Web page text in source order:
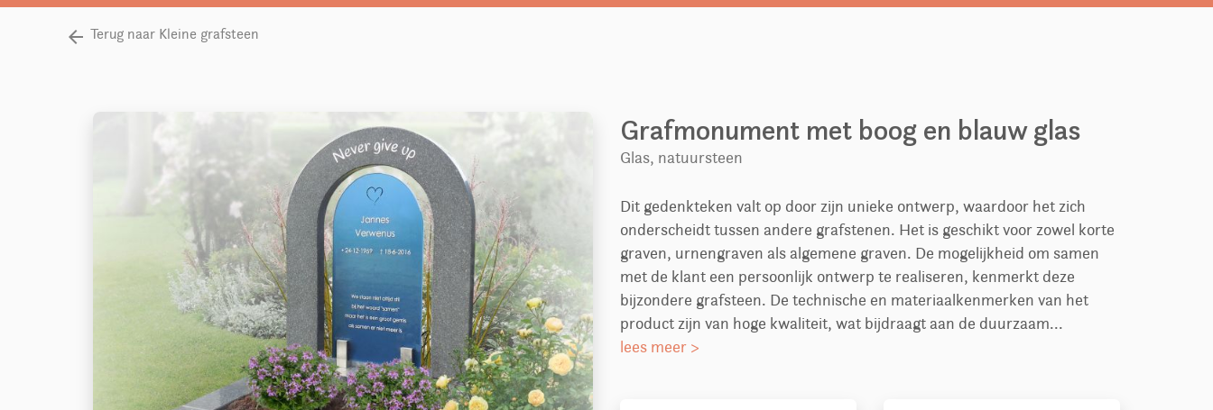
Terug naar Kleine grafsteen
Grafmonument met boog en blauw glas
Glas, natuursteen
Dit gedenkteken valt op door zijn unieke ontwerp, waardoor het zich
onderscheidt tussen andere grafstenen. Het is geschikt voor zowel korte
graven, urnengraven als algemene graven. De mogelijkheid om samen
met de klant een persoonlijk ontwerp te realiseren, kenmerkt deze
bijzondere grafsteen. De technische en materiaalkenmerken van het
product zijn van hoge kwaliteit, wat bijdraagt aan de duurzaam...
lees meer >